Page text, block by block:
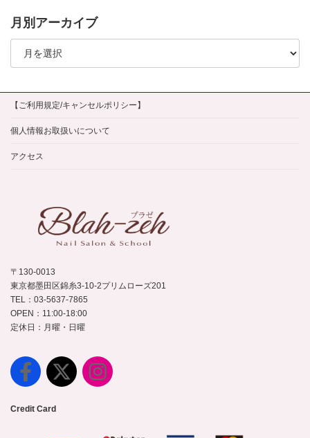
月別アーカイブ
月
イ
ブ
【ご利用規定/キャンセルポリシー】
個人情報お取扱いについて
アクセス
〒130-0013
東京都墨田区錦糸3-10-2プリムローズ201
TEL：03-5637-7865
OPEN：11:00-18:00
定休日：月曜・日曜
Credit Card